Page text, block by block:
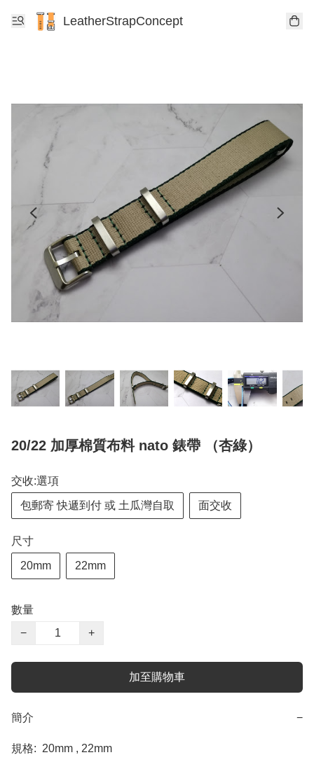
LeatherStrapConcept
20/22 加厚棉質布料 nato 錶帶 （杏綠）
交收:選項
包郵寄 快遞到付 或 土瓜灣自取 面交收
尺寸
20mm 22mm
數量
−
+
加至購物車
簡介 −
規格:  20mm , 22mm